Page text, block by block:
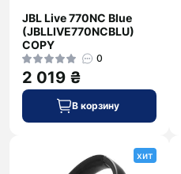
JBL Live 770NC Blue
(JBLLIVE770NCBLU)
COPY
0
2 019 ₴
В корзину
хит